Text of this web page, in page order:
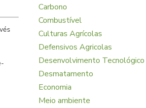
Carbono
Combustível
Culturas Agrícolas
Defensivos Agricolas
Desenvolvimento Tecnológico
Desmatamento
Economia
Meio ambiente